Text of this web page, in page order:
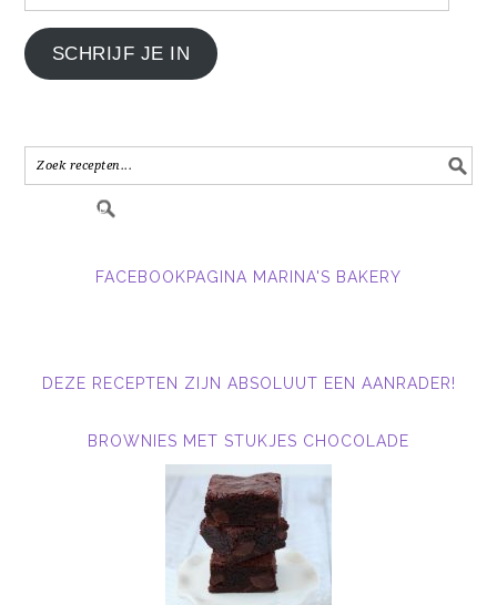
hier
je
e-
in.....
SCHRIJF JE IN
FACEBOOKPAGINA MARINA'S BAKERY
DEZE RECEPTEN ZIJN ABSOLUUT EEN AANRADER!
BROWNIES MET STUKJES CHOCOLADE